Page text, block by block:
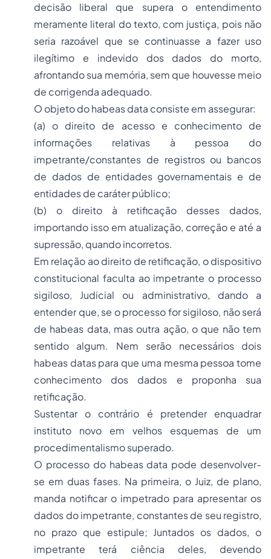
decisão liberal que supera o entendimento
meramente literal do texto, com justiça, pois não
seria razoável que se continuasse a fazer uso
ilegítimo e indevido dos dados do morto,
afrontando sua memória, sem que houvesse meio
de corrigenda adequado.
O objeto do habeas data consiste em assegurar:
(a) o direito de acesso e conhecimento de
informações relativas à pessoa do
impetrante/constantes de registros ou bancos
de dados de entidades governamentais e de
entidades de caráter público;
(b) o direito à retificação desses dados,
importando isso em atualização, correção e até a
supressão, quando incorretos.
Em relação ao direito de retificação, o dispositivo
constitucional faculta ao impetrante o processo
sigiloso, Judicial ou administrativo, dando a
entender que, se o processo for sigiloso, não será
de habeas data, mas outra ação, o que não tem
sentido algum. Nem serão necessários dois
habeas datas para que uma mesma pessoa tome
conhecimento dos dados e proponha sua
retificação.
Sustentar o contrário é pretender enquadrar
instituto novo em velhos esquemas de um
procedimentalismo superado.
O processo do habeas data pode desenvolver-
se em duas fases. Na primeira, o Juiz, de plano,
manda notificar o impetrado para apresentar os
dados do impetrante, constantes de seu registro,
no prazo que estipule; Juntados os dados, o
impetrante terá ciência deles, devendo